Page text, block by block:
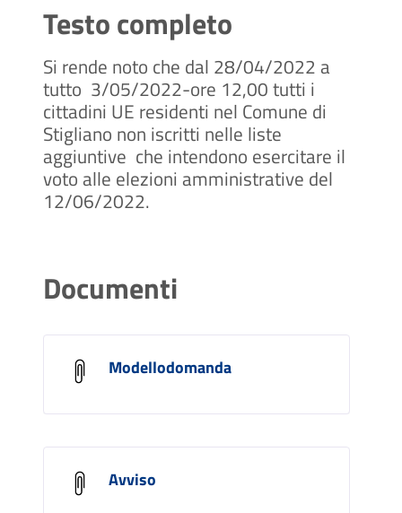
Testo completo
Si rende noto che dal 28/04/2022 a
tutto 3/05/2022-ore 12,00 tutti i
cittadini UE residenti nel Comune di
Stigliano non iscritti nelle liste
aggiuntive che intendono esercitare il
voto alle elezioni amministrative del
12/06/2022.
Documenti
Modellodomanda
Avviso